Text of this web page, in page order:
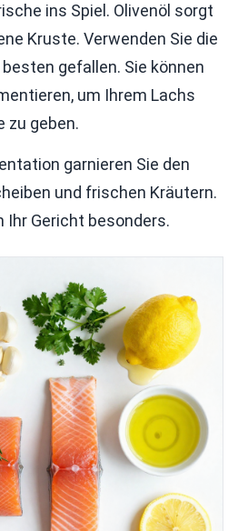
ins Spiel. Olivenöl sorgt
Kruste. Verwenden Sie die
gefallen. Sie können
um Ihrem Lachs
zu geben.
garnieren Sie den
und frischen Kräutern.
Ihr Gericht besonders.